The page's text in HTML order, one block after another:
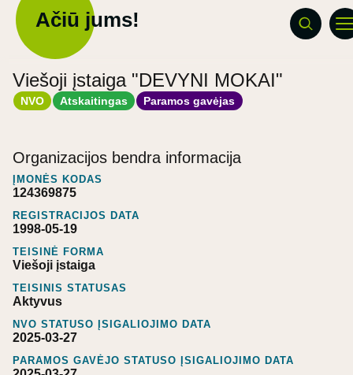
Ačiū jums!
Viešoji įstaiga "DEVYNI MOKAI"
NVO Atskaitingas Paramos gavėjas
Organizacijos bendra informacija
ĮMONĖS KODAS
124369875
REGISTRACIJOS DATA
1998-05-19
TEISINĖ FORMA
Viešoji įstaiga
TEISINIS STATUSAS
Aktyvus
NVO STATUSO ĮSIGALIOJIMO DATA
2025-03-27
PARAMOS GAVĖJO STATUSO ĮSIGALIOJIMO DATA